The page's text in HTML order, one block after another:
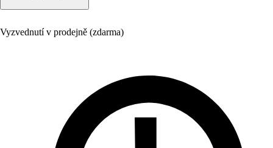
Vyzvednutí v prodejně (zdarma)